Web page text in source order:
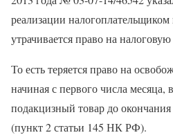
реализации
утрачивается право на налоговую
То есть теряется право на
начиная с первого числа месяца,
подакцизный товар до
(пункт 2 статьи 145 НК РФ).